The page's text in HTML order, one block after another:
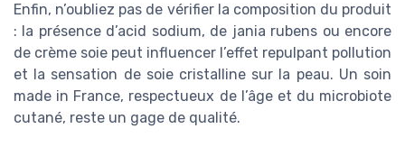
Enfin, n’oubliez pas de vérifier la composition du produit
: la présence d’acid sodium, de jania rubens ou encore
de crème soie peut influencer l’effet repulpant pollution
et la sensation de soie cristalline sur la peau. Un soin
made in France, respectueux de l’âge et du microbiote
cutané, reste un gage de qualité.